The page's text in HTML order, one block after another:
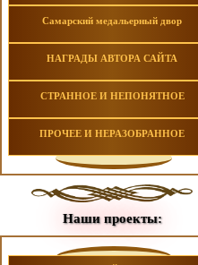
Самарский медальерный двор
НАГРАДЫ АВТОРА САЙТА
СТРАННОЕ И НЕПОНЯТНОЕ
ПРОЧЕЕ И НЕРАЗОБРАННОЕ
Наши проекты: